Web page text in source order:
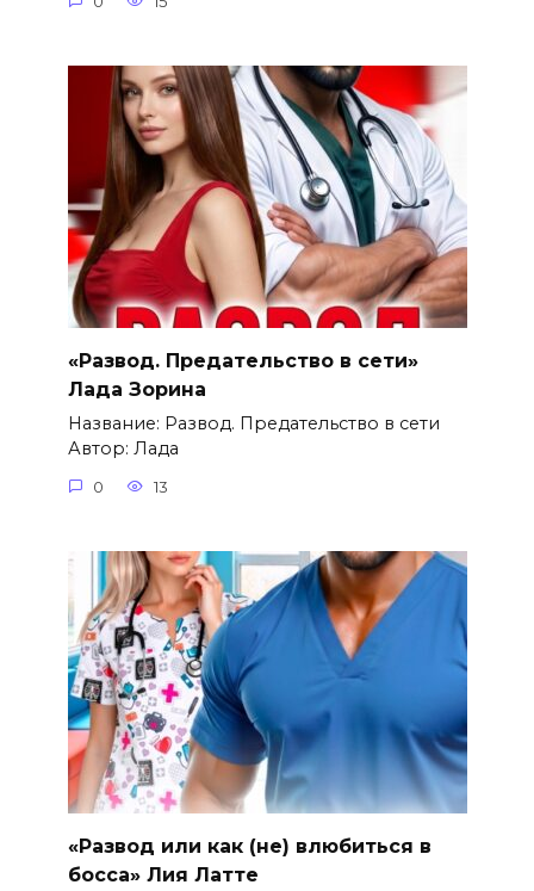
«Развод. Предательство в сети»
Лада Зорина
Название: Развод. Предательство в сети
Автор: Лада
0 13
«Развод или как (не) влюбиться в
босса» Лия Латте